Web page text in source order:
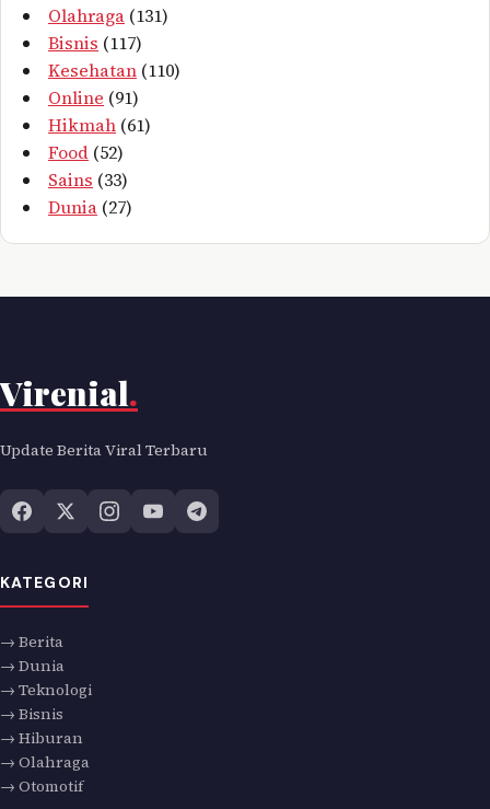
Olahraga (131)
Bisnis (117)
Kesehatan (110)
Online (91)
Hikmah (61)
Food (52)
Sains (33)
Dunia (27)
Virenial.
Update Berita Viral Terbaru
KATEGORI
→ Berita
→ Dunia
→ Teknologi
→ Bisnis
→ Hiburan
→ Olahraga
→ Otomotif